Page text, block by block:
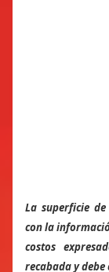
La superficie
con la
costos
recabada y